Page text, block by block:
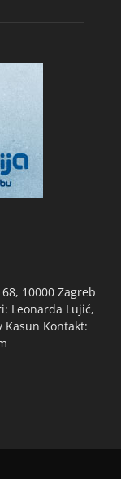
10000 Zagreb
Leonarda Lujić,
Kasun Kontakt: